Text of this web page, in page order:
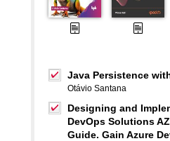
Java Persistence
Otávio Santana
Designing and
DevOps Solutions
Guide. Gain Azure